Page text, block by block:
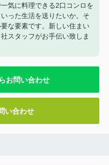
気に料理できる2口コンロを
った生活を送りたいか。そ
な要素です。新しい住まい
スタッフがお手伝い致しま
お問い合わせ
い合わせ